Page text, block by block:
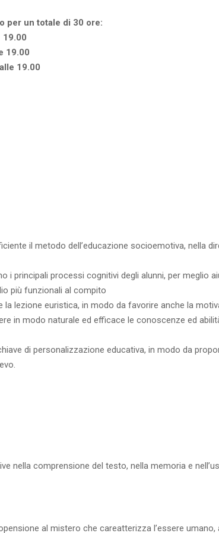
per un totale di 30 ore:
19.00
19.00
19.00
il metodo dell’educazione socioemotiva, nella
i principali processi cognitivi degli alunni, per meglio
più funzionali al compito
la lezione euristica, in modo da favorire anche la
in modo naturale ed efficace le conoscenze ed
di personalizzazione educativa, in modo da
nella comprensione del testo, nella memoria e
al mistero che careatterizza l’essere